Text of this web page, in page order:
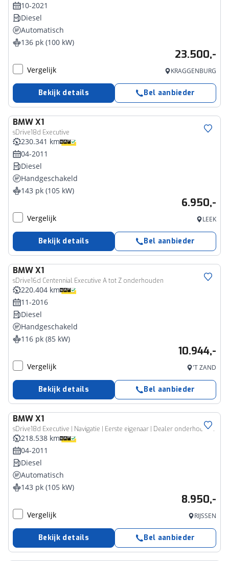
10-2021
Diesel
Automatisch
136 pk (100 kW)
23.500,-
Vergelijk KRAGGENBURG
Bekijk details Bel aanbieder
BMWX1
sDrive18d Executive
230.341 km
04-2011
Diesel
Handgeschakeld
143 pk (105 kW)
6.950,-
Vergelijk LEEK
Bekijk details Bel aanbieder
BMWX1
sDrive16d Centennial Executive A tot Z onderhouden
220.404 km
11-2016
Diesel
Handgeschakeld
116 pk (85 kW)
10.944,-
Vergelijk 'T ZAND
Bekijk details Bel aanbieder
BMWX1
sDrive18d Executive | Navigatie | Eerste eigenaar | Dealer onderhouden
218.538 km
04-2011
Diesel
Automatisch
143 pk (105 kW)
8.950,-
Vergelijk RIJSSEN
Bekijk details Bel aanbieder